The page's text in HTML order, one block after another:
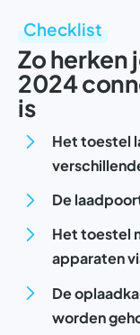
Checklist
Zo herken
2024
is
Het toestel
De
Het toestel
apparaten
De
worden